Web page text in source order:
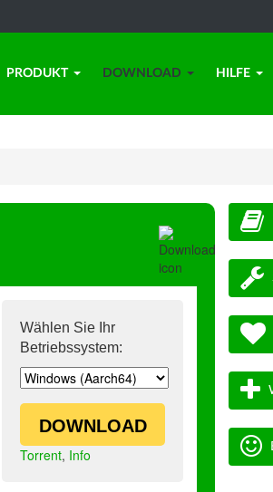
PRODUKT DOWNLOAD HILFE
Wählen Sie Ihr
Betriebssystem:
DOWNLOAD
Torrent, Info